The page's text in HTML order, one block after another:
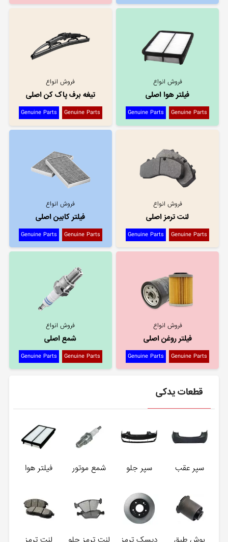
فروش انواع
فیلتر هوا اصلی
Genuine Parts
Genuine Parts
فروش انواع
تیغه برف پاک کن اصلی
Genuine Parts
Genuine Parts
فروش انواع
لنت ترمز اصلی
Genuine Parts
Genuine Parts
فروش انواع
فیلتر کابین اصلی
Genuine Parts
Genuine Parts
فروش انواع
فیلتر روغن اصلی
Genuine Parts
Genuine Parts
فروش انواع
شمع اصلی
Genuine Parts
Genuine Parts
قطعات یدکی
سپر عقب سپر جلو شمع موتور فیلتر هوا